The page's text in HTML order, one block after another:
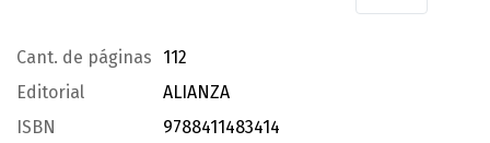
Cant. de páginas
112
Editorial
ALIANZA
ISBN
9788411483414